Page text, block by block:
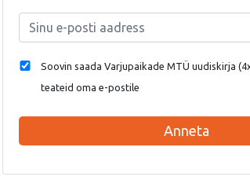
Soovin saada Varjupaikade MTÜ uudiskirja
teateid oma e-postile
Anneta